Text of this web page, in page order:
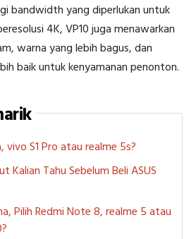
bandwidth yang diperlukan untuk
4K, VP10 juga menawarkan
warna yang lebih bagus, dan
baik untuk kenyamanan penonton.
vivo S1 Pro atau realme 5s?
Kalian Tahu Sebelum Beli ASUS
Pilih Redmi Note 8, realme 5 atau